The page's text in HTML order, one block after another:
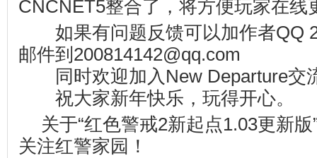
CNCNET5整合了，将方便玩家在线
如果有问题反馈可以加作者QQ
邮件到200814142@qq.com
同时欢迎加入New Departure交
祝大家新年快乐，玩得开心。
关于“红色警戒2新起点1.03更新
关注红警家园 ！